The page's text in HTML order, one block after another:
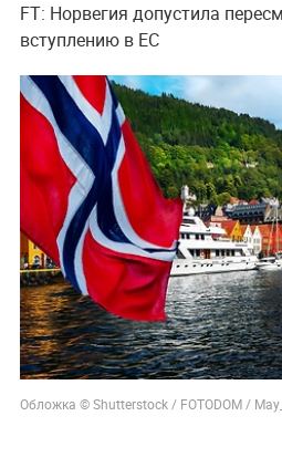
FT: Норвегия допустила
вступлению в ЕС
Обложка © Shutterstock / FOTODOM /